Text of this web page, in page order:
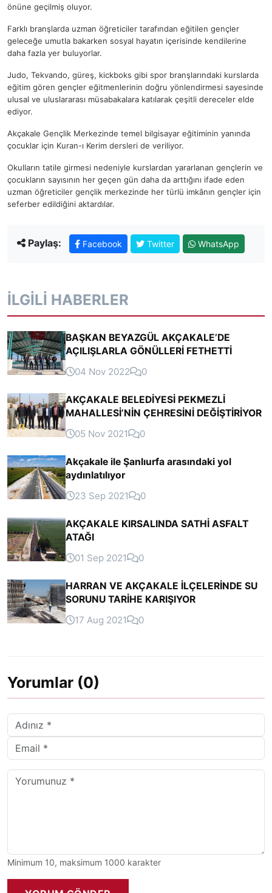
önüne geçilmiş oluyor.
Farklı branşlarda uzman öğreticiler tarafından eğitilen gençler
geleceğe umutla bakarken sosyal hayatın içerisinde kendilerine
daha fazla yer buluyorlar.
Judo, Tekvando, güreş, kickboks gibi spor branşlarındaki kurslarda
eğitim gören gençler eğitmenlerinin doğru yönlendirmesi sayesinde
ulusal ve uluslararası müsabakalara katılarak çeşitli dereceler elde
ediyor.
Akçakale Gençlik Merkezinde temel bilgisayar eğitiminin yanında
çocuklar için Kuran-ı Kerim dersleri de veriliyor.
Okulların tatile girmesi nedeniyle kurslardan yararlanan gençlerin ve
çocukların sayısının her geçen gün daha da arttığını ifade eden
uzman öğreticiler gençlik merkezinde her türlü imkânın gençler için
seferber edildiğini aktardılar.
Paylaş: Facebook Twitter WhatsApp
İLGILI HABERLER
BAŞKAN BEYAZGÜL AKÇAKALE’DE
AÇILIŞLARLA GÖNÜLLERİ FETHETTİ
04 Nov 2022
0
AKÇAKALE BELEDİYESİ PEKMEZLİ
MAHALLESİ’NİN ÇEHRESİNİ DEĞİŞTİRİYOR
05 Nov 2021
0
Akçakale ile Şanlıurfa arasındaki yol
aydınlatılıyor
23 Sep 2021
0
AKÇAKALE KIRSALINDA SATHİ ASFALT
ATAĞI
01 Sep 2021
0
HARRAN VE AKÇAKALE İLÇELERİNDE SU
SORUNU TARİHE KARIŞIYOR
17 Aug 2021
0
Yorumlar (0)
Minimum 10, maksimum 1000 karakter